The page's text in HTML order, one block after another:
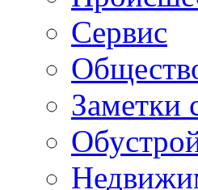
Сервис
Заметки